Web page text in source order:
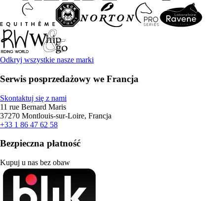
Odkryj wszystkie nasze marki
Serwis posprzedażowy we Francja
Skontaktuj się z nami
11 rue Bernard Maris
37270 Montlouis-sur-Loire, Francja
+33 1 86 47 62 58
Bezpieczna płatność
Kupuj u nas bez obaw